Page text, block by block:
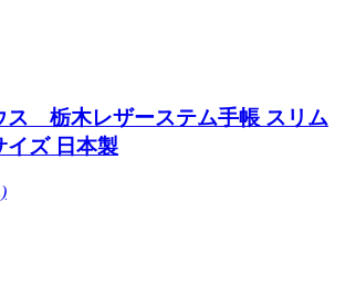
ス 栃木レザーステム手帳 スリム
イズ 日本製